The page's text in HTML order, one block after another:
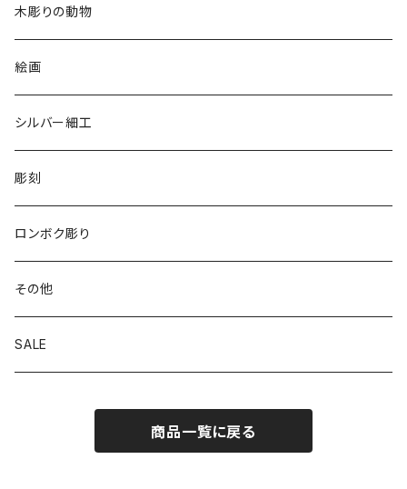
リバーシブル 帽子
リバーシブル エコバッグ
木彫りの動物
絵画
シルバー細工
彫刻
ロンボク彫り
その他
SALE
商品一覧に戻る